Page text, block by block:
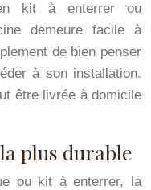
kit à enterrer ou
demeure facile à
de bien penser
à son installation.
être livrée à domicile
plus durable
ou kit à enterrer, la